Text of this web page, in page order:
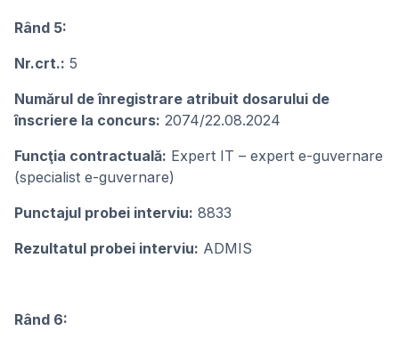
Rând 5:
Nr.crt.: 5
Numărul de înregistrare atribuit dosarului de
înscriere la concurs: 2074/22.08.2024
Funcţia contractuală: Expert IT – expert e-guvernare
(specialist e-guvernare)
Punctajul probei interviu: 8833
Rezultatul probei interviu: ADMIS
Rând 6: